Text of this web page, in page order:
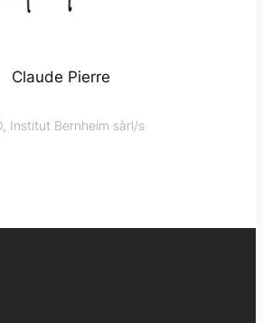
Claude Pierre
Institut Bernheim sàrl/s